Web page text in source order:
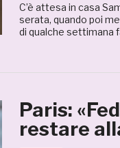
C’è attesa in casa
serata, quando poi
di qualche settimana
Paris:
restare